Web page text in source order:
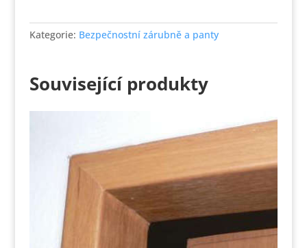
množství
Kategorie: Bezpečnostní zárubně a panty
Související produkty